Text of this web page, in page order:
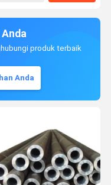
Anda
produk terbaik
Anda